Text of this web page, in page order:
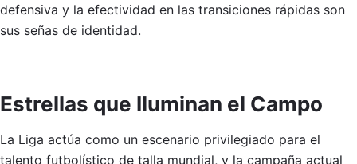
defensiva y la efectividad en las transiciones rápidas son
sus señas de identidad.
Estrellas que Iluminan el Campo
La Liga actúa como un escenario privilegiado para el
talento futbolístico de talla mundial, y la campaña actual